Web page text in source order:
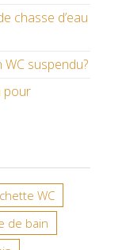
chasse d’eau
suspendu?
pour
WC
de bain